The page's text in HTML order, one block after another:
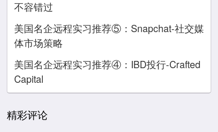
不容错过
美国名企远程实习推荐⑤：Snapchat-社交媒
体市场策略
美国名企远程实习推荐④：IBD投行-Crafted
Capital
精彩评论